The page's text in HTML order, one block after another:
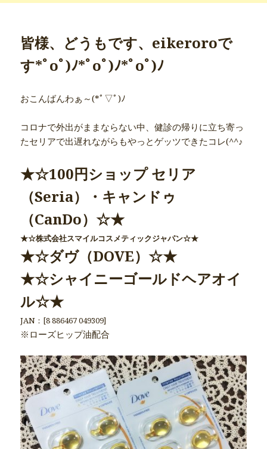
皆様、どうもです、eikeroroで
す*ﾟoﾟ)ﾉ*ﾟoﾟ)ﾉ*ﾟoﾟ)ﾉ
おこんばんわぁ～(*ﾟ▽ﾟ)ﾉ
コロナで外出がままならない中、健診の帰りに立ち寄っ
たセリアで出遅れながらもやっとゲッツできたコレ(^^♪
★☆100円ショップ セリア
（Seria）・キャンドゥ
（CanDo）☆★
★☆株式会社スマイルコスメティックジャパン☆★
★☆ダヴ（DOVE）☆★
★☆シャイニーゴールドヘアオイ
ル☆★
JAN：[8 886467 049309]
※ローズヒップ油配合